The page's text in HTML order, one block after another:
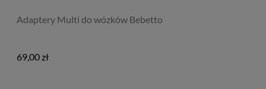
Adaptery Multi do wózków Bebetto
69,00 zł